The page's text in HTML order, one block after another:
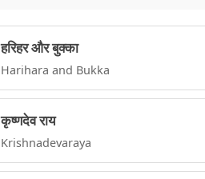
हरिहर और बुक्का
Harihara and Bukka
कृष्णदेव राय
Krishnadevaraya